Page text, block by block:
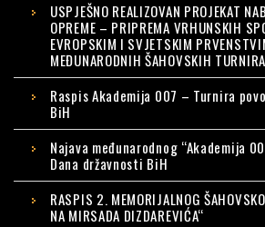
USPJEŠNO REALIZOVAN PROJEKAT
OPREME – PRIPREMA VRHUNSKIH
EVROPSKIM I SVJETSKIM
MEĐUNARODNIH ŠAHOVSKIH TURNIRA
Raspis Akademija 007 – Turnira
BiH
Najava međunarodnog “Akademija
Dana državnosti BiH
RASPIS 2. MEMORIJALNOG
NA MIRSADA DIZDAREVIĆA“